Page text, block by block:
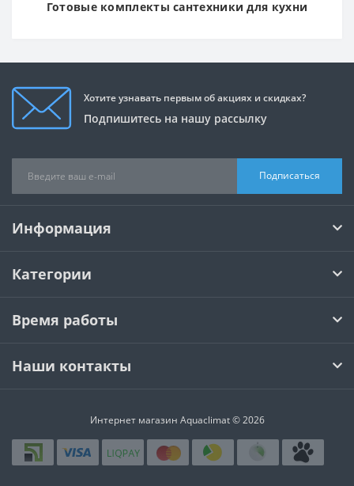
Готовые комплекты сантехники для кухни
Хотите узнавать первым об акциях и скидках?
Подпишитесь на нашу рассылку
Подписаться
Информация
Категории
Время работы
Наши контакты
Интернет магазин Aquaclimat © 2026